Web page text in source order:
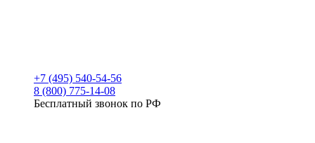
+7 (495) 540-54-56
8 (800) 775-14-08
Бесплатный звонок по РФ